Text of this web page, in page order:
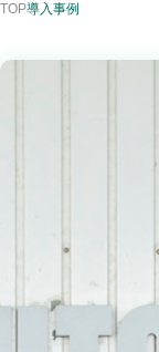
TOP導入事例